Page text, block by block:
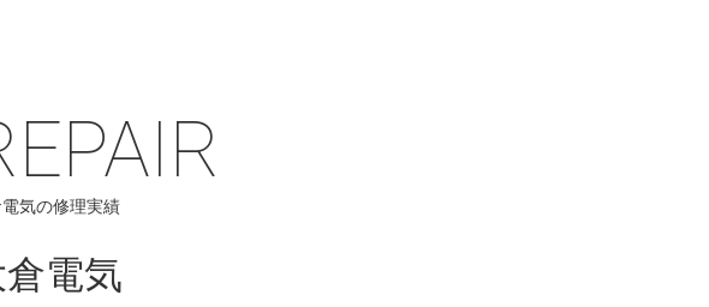
気の修理実績
倉電気